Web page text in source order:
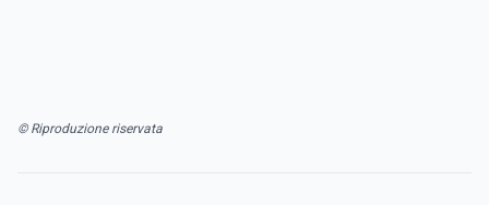
© Riproduzione riservata